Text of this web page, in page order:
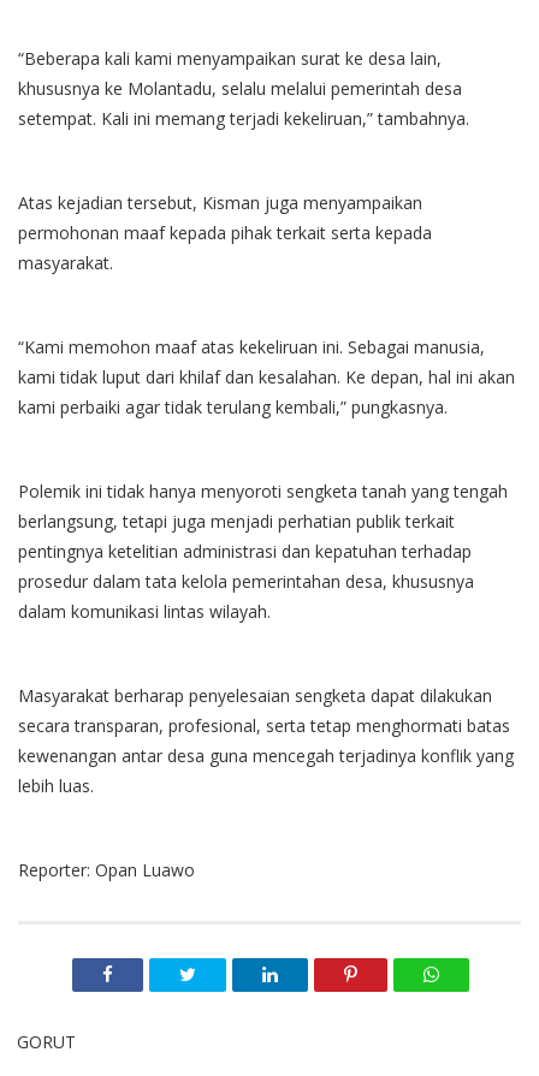
“Beberapa kali kami menyampaikan surat ke desa lain,
khususnya ke Molantadu, selalu melalui pemerintah desa
setempat. Kali ini memang terjadi kekeliruan,” tambahnya.
Atas kejadian tersebut, Kisman juga menyampaikan
permohonan maaf kepada pihak terkait serta kepada
masyarakat.
“Kami memohon maaf atas kekeliruan ini. Sebagai manusia,
kami tidak luput dari khilaf dan kesalahan. Ke depan, hal ini akan
kami perbaiki agar tidak terulang kembali,” pungkasnya.
Polemik ini tidak hanya menyoroti sengketa tanah yang tengah
berlangsung, tetapi juga menjadi perhatian publik terkait
pentingnya ketelitian administrasi dan kepatuhan terhadap
prosedur dalam tata kelola pemerintahan desa, khususnya
dalam komunikasi lintas wilayah.
Masyarakat berharap penyelesaian sengketa dapat dilakukan
secara transparan, profesional, serta tetap menghormati batas
kewenangan antar desa guna mencegah terjadinya konflik yang
lebih luas.
Reporter: Opan Luawo
GORUT